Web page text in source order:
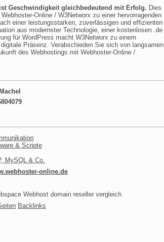
Geschwindigkeit gleichbedeutend mit Erfolg. Dies
Online / W3Networx zu einer hervorragenden
einer leistungsstarken, zuverlässigen und effizienten
aus modernster Technologie, einer kostenlosen .de
für WordPress macht W3Networx zu einem
Präsenz. Verabschieden Sie sich von langsamen
des Webhostings mit Webhoster-Online /
& Scripte
MySQL & Co.
online.de
Webhost domain reseller vergleich
Backlinks